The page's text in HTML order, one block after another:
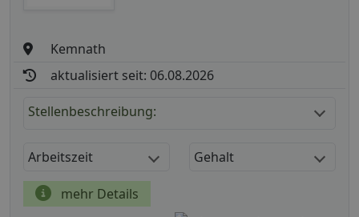
Kemnath
aktualisiert seit: 06.08.2026
Stellenbeschreibung:
Arbeitszeit Gehalt
mehr Details